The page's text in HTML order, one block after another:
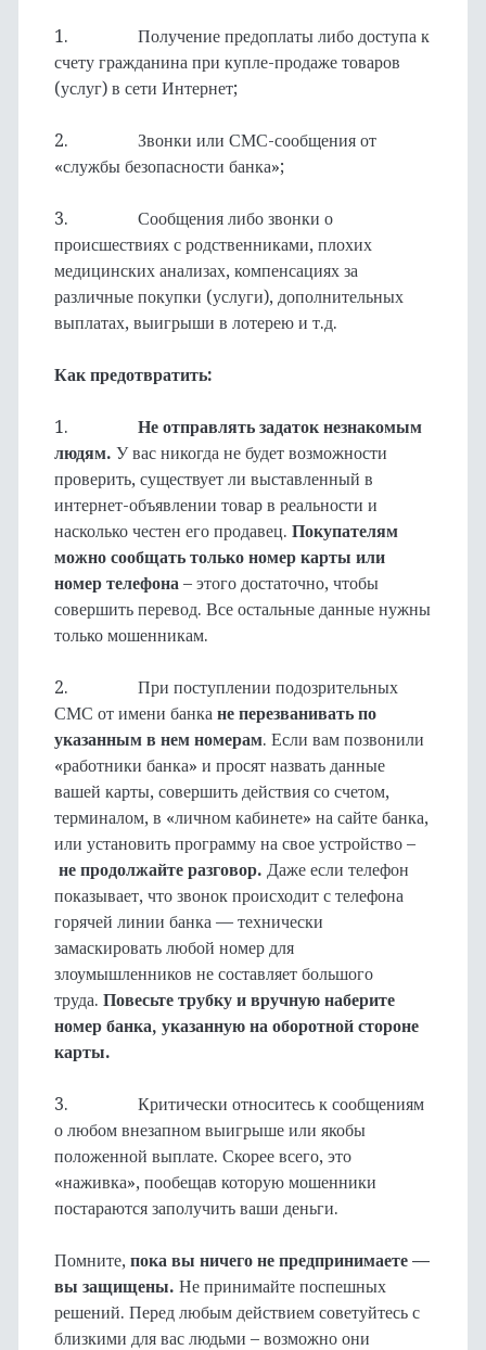
1. Получение предоплаты либо доступа к
счету гражданина при купле-продаже товаров
(услуг) в сети Интернет;
2. Звонки или СМС-сообщения от
«службы безопасности банка»;
3. Сообщения либо звонки о
происшествиях с родственниками, плохих
медицинских анализах, компенсациях за
различные покупки (услуги), дополнительных
выплатах, выигрыши в лотерею и т.д.
Как предотвратить:
1. Не отправлять задаток незнакомым
людям. У вас никогда не будет возможности
проверить, существует ли выставленный в
интернет-объявлении товар в реальности и
насколько честен его продавец. Покупателям
можно сообщать только номер карты или
номер телефона– этого достаточно, чтобы
совершить перевод. Все остальные данные нужны
только мошенникам.
2. При поступлении подозрительных
СМС от имени банка не перезванивать по
указанным в нем номерам. Если вам позвонили
«работники банка» и просят назвать данные
вашей карты, совершить действия со счетом,
терминалом, в «личном кабинете» на сайте банка,
или установить программу на свое устройство –
не продолжайте разговор. Даже если телефон
показывает, что звонок происходит с телефона
горячей линии банка — технически
замаскировать любой номер для
злоумышленников не составляет большого
труда. Повесьте трубку и вручную наберите
номер банка, указанную на оборотной стороне
карты.
3. Критически относитесь к сообщениям
о любом внезапном выигрыше или якобы
положенной выплате. Скорее всего, это
«наживка», пообещав которую мошенники
постараются заполучить ваши деньги.
Помните, пока вы ничего не предпринимаете —
вы защищены. Не принимайте поспешных
решений. Перед любым действием советуйтесь с
близкими для вас людьми – возможно они